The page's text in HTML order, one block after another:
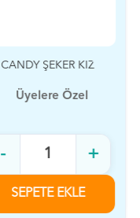
CANDY ŞEKER KIZ
Üyelere Özel
- +
SEPETE EKLE